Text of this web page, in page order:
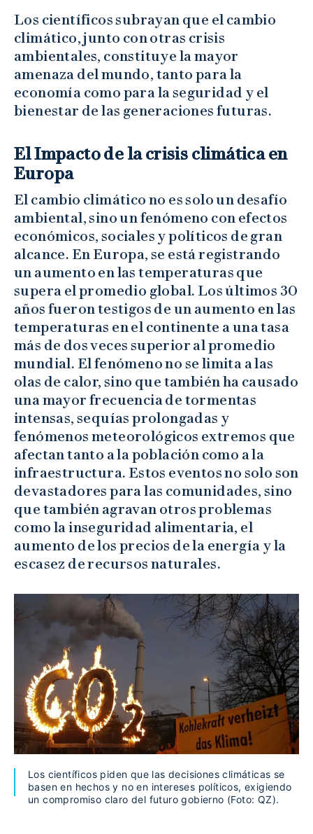
Los científicos subrayan que el cambio
climático, junto con otras crisis
ambientales, constituye la mayor
amenaza del mundo, tanto para la
economía como para la seguridad y el
bienestar de las generaciones futuras.
El Impacto de la crisis climática en
Europa
El cambio climático no es solo un desafío
ambiental, sino un fenómeno con efectos
económicos, sociales y políticos de gran
alcance. En Europa, se está registrando
un aumento en las temperaturas que
supera el promedio global. Los últimos 30
años fueron testigos de un aumento en las
temperaturas en el continente a una tasa
más de dos veces superior al promedio
mundial. El fenómeno no se limita a las
olas de calor, sino que también ha causado
una mayor frecuencia de tormentas
intensas, sequías prolongadas y
fenómenos meteorológicos extremos que
afectan tanto a la población como a la
infraestructura. Estos eventos no solo son
devastadores para las comunidades, sino
que también agravan otros problemas
como la inseguridad alimentaria, el
aumento de los precios de la energía y la
escasez de recursos naturales.
Los científicos piden que las decisiones climáticas se
basen en hechos y no en intereses políticos, exigiendo
un compromiso claro del futuro gobierno (Foto: QZ).